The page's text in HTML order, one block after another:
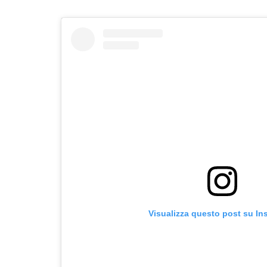
Visualizza questo post su